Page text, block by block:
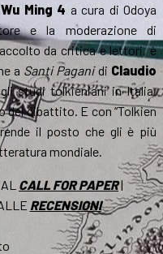
Wu Ming 4 a cura di Odoya
e la moderazione di
da critica e lettori, è
a Santi Paganidi Claudio
studi tolkieniani in Italia.
del dibattito. E con “Tolkien
il posto che gli è più
mondiale.
CALL FOR PAPER|
RECENSIONI